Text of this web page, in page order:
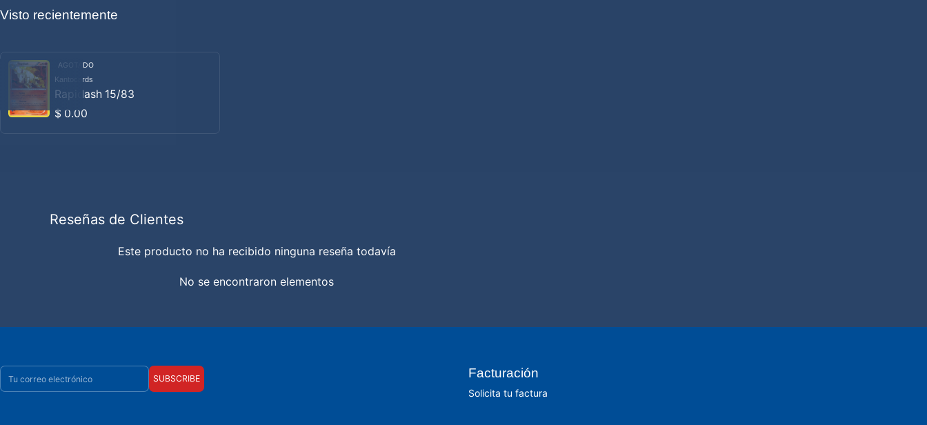
Visto recientemente
AGOTADO
Proveedor:
Kantocards
Rapidash 15/83
Precio habitual
$ 0.00
Reseñas de Clientes
Este producto no ha recibido ninguna reseña todavía
No se encontraron elementos
Correo electrónico
SUBSCRIBE Facturación
Solicita tu factura